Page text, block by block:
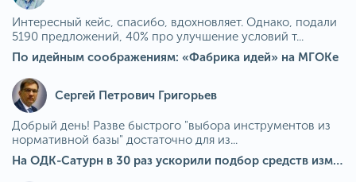
Интересный кейс, спасибо, вдохновляет. Однако, подали
5190 предложений, 40% про улучшение условий т...
По идейным соображениям: «Фабрика идей» на МГОКе
Сергей Петрович Григорьев
Добрый день! Разве быстрого "выбора инструментов из
нормативной базы" достаточно для из...
На ОДК-Сатурн в 30 раз ускорили подбор средств измерения для контроля качества продукции